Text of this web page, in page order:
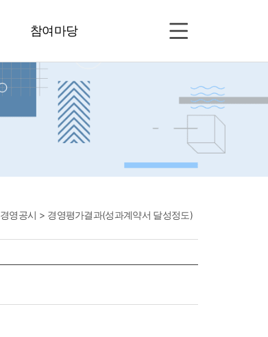
참여마당
경영공시 경영평가결과(성과계약서 달성정도)